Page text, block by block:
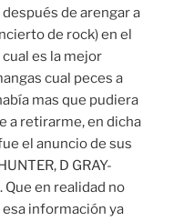
de arengar a
de rock) en el
cual es la mejor
cual peces a
mas que pudiera
a retirarme, en dicha
el anuncio de sus
D GRAY-
Que en realidad no
esa información ya